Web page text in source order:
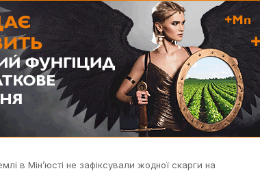
​в Мін’юсті не зафіксували жодної скарги на